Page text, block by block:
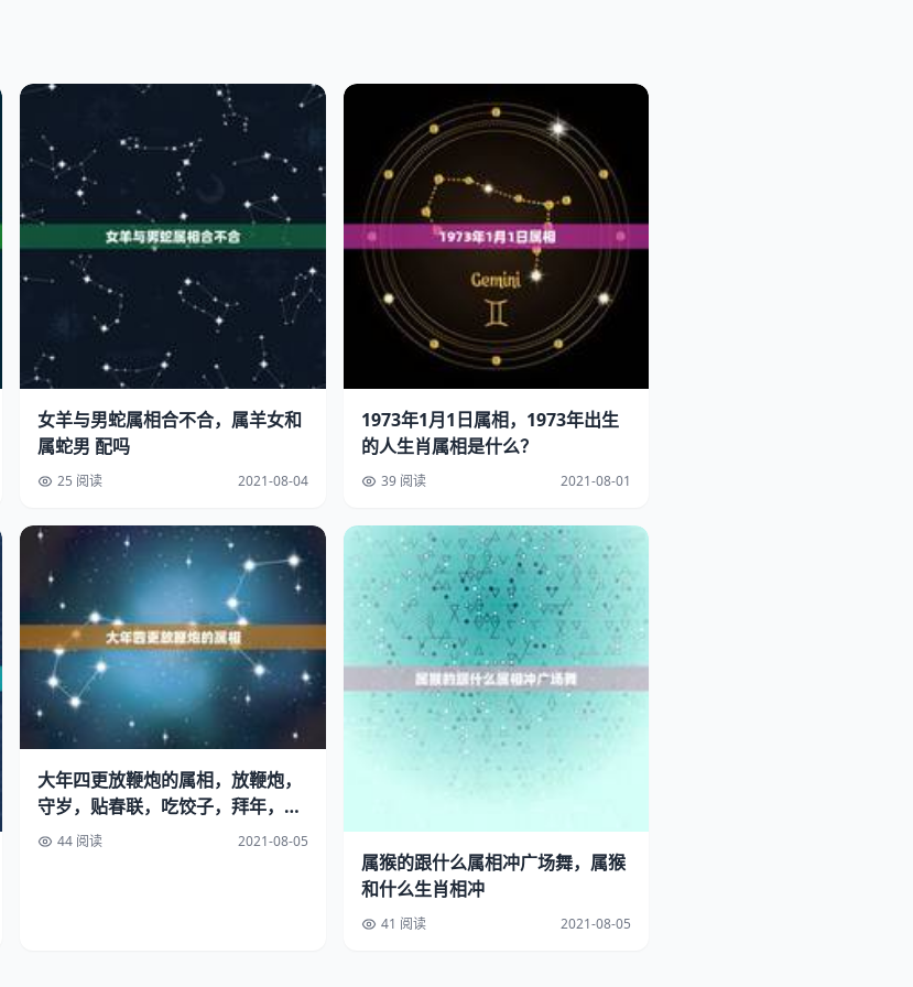
女羊与男蛇属相合不合，属羊女和
属蛇男 配吗
25 阅读 2021-08-04
1973年1月1日属相，1973年出生
的人生肖属相是什么？
39 阅读 2021-08-01
大年四更放鞭炮的属相，放鞭炮，
守岁，贴春联，吃饺子，拜年，走
亲访友，十
44 阅读 2021-08-05
属猴的跟什么属相冲广场舞，属猴
和什么生肖相冲
41 阅读 2021-08-05